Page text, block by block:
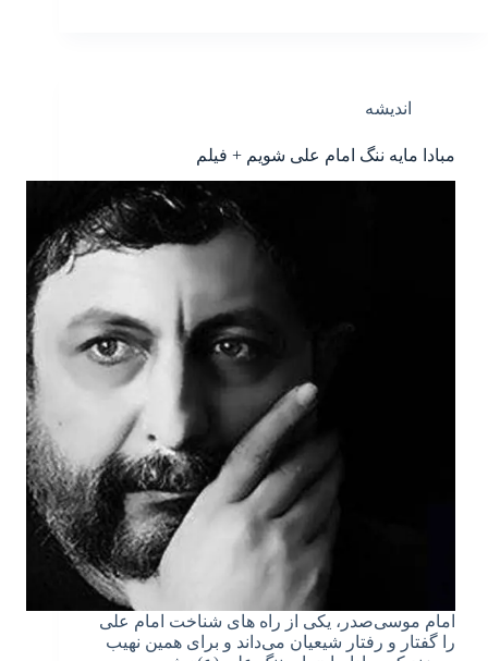
اندیشه
مبادا مایه ننگ امام علی شویم + فیلم
امام موسی‌صدر، یکی از راه های شناخت امام علی
را گفتار و رفتار شیعیان می‌داند و برای همین نهیب